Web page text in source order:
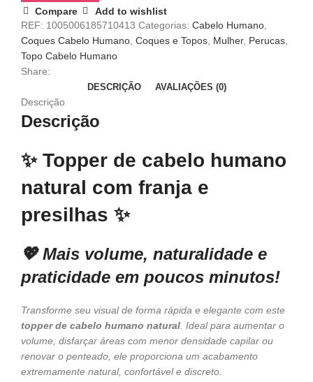
Compare
Add to wishlist
REF: 1005006185710413 Categorias: Cabelo Humano,
Coques Cabelo Humano, Coques e Topos, Mulher, Perucas,
Topo Cabelo Humano
Share:
DESCRIÇÃO AVALIAÇÕES (0)
Descrição
Descrição
✨ Topper de cabelo humano
natural com franja e
presilhas ✨
💖Mais volume, naturalidade e
praticidade em poucos minutos!
Transforme seu visual de forma rápida e elegante com este
topper de cabelo humano natural. Ideal para aumentar o
volume, disfarçar áreas com menor densidade capilar ou
renovar o penteado, ele proporciona um acabamento
extremamente natural, confortável e discreto.